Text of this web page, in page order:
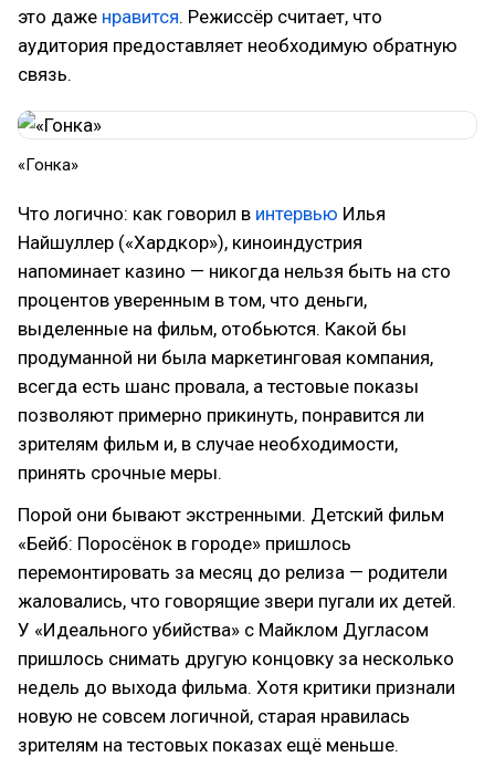
это даже нравится. Режиссёр считает, что
аудитория предоставляет необходимую обратную
связь.
«Гонка»
Что логично: как говорил в интервью Илья
Найшуллер («Хардкор»), киноиндустрия
напоминает казино — никогда нельзя быть на сто
процентов уверенным в том, что деньги,
выделенные на фильм, отобьются. Какой бы
продуманной ни была маркетинговая компания,
всегда есть шанс провала, а тестовые показы
позволяют примерно прикинуть, понравится ли
зрителям фильм и, в случае необходимости,
принять срочные меры.
Порой они бывают экстренными. Детский фильм
«Бейб: Поросёнок в городе» пришлось
перемонтировать за месяц до релиза — родители
жаловались, что говорящие звери пугали их детей.
У «Идеального убийства» с Майклом Дугласом
пришлось снимать другую концовку за несколько
недель до выхода фильма. Хотя критики признали
новую не совсем логичной, старая нравилась
зрителям на тестовых показах ещё меньше.